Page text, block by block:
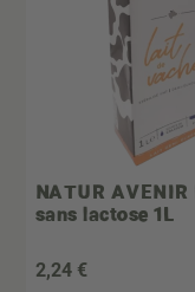
NATUR AVENIR
sans lactose 1L
2,24 €